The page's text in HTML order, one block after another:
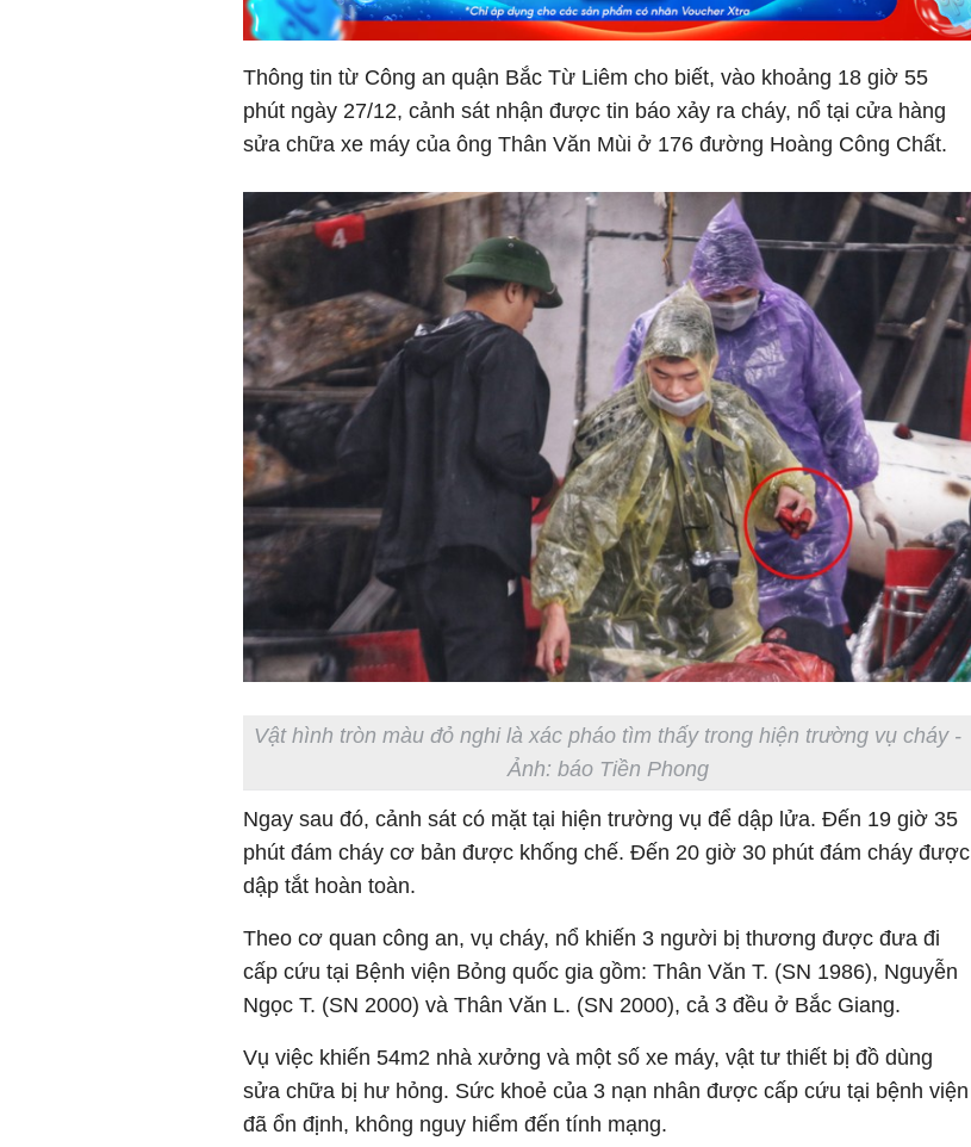
Thông tin từ Công an quận Bắc Từ Liêm cho biết, vào khoảng 18 giờ 55
phút ngày 27/12, cảnh sát nhận được tin báo xảy ra cháy, nổ tại cửa hàng
sửa chữa xe máy của ông Thân Văn Mùi ở 176 đường Hoàng Công Chất.
Vật hình tròn màu đỏ nghi là xác pháo tìm thấy trong hiện trường vụ cháy -
Ảnh: báo Tiền Phong
Ngay sau đó, cảnh sát có mặt tại hiện trường vụ để dập lửa. Đến 19 giờ 35
phút đám cháy cơ bản được khống chế. Đến 20 giờ 30 phút đám cháy được
dập tắt hoàn toàn.
Theo cơ quan công an, vụ cháy, nổ khiến 3 người bị thương được đưa đi
cấp cứu tại Bệnh viện Bỏng quốc gia gồm: Thân Văn T. (SN 1986), Nguyễn
Ngọc T. (SN 2000) và Thân Văn L. (SN 2000), cả 3 đều ở Bắc Giang.
Vụ việc khiến 54m2 nhà xưởng và một số xe máy, vật tư thiết bị đồ dùng
sửa chữa bị hư hỏng. Sức khoẻ của 3 nạn nhân được cấp cứu tại bệnh viện
đã ổn định, không nguy hiểm đến tính mạng.